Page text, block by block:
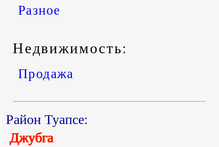
Разное
Недвижимость:
Продажа
Район Туапсе:
Джубга